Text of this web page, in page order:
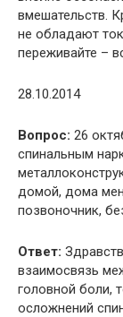
вмешательств.
не обладают
переживайте –
28.10.2014
Вопрос: 26
спинальным
домой, дома
позвоночник,
Ответ:
взаимосвязь
головной боли,
осложнений